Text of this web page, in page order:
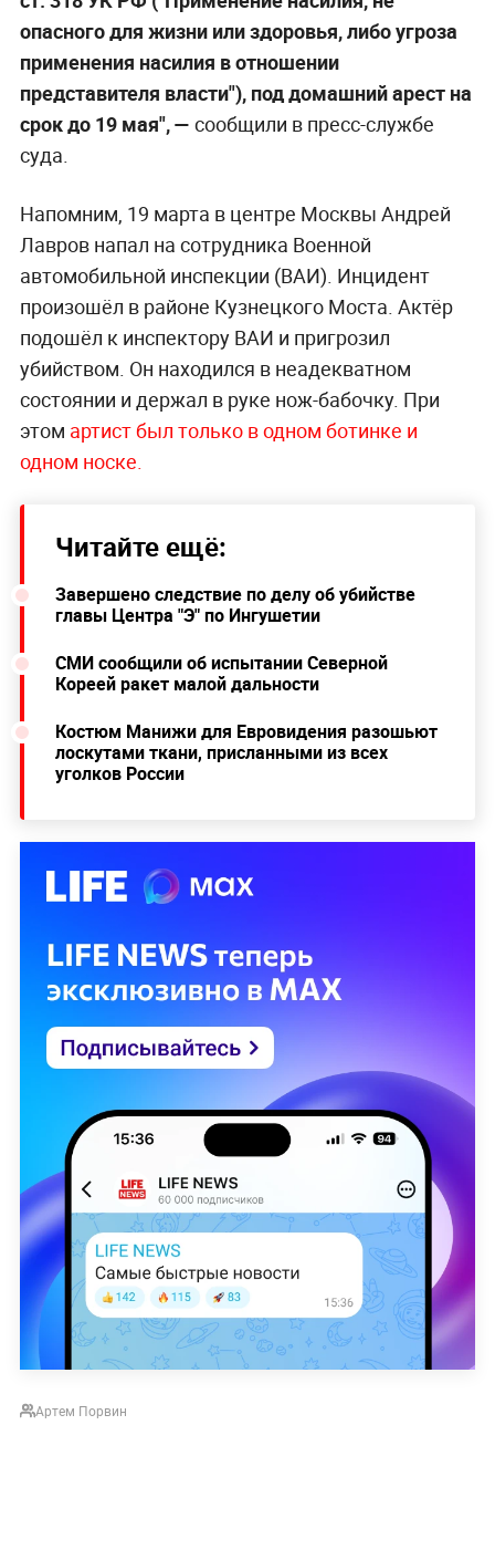
опасного для жизни или здоровья, либо угроза
применения насилия в отношении
представителя власти"), под домашний арест на
срок до 19 мая", — сообщили в пресс-службе
суда.
Напомним, 19 марта в центре Москвы Андрей
Лавров напал на сотрудника Военной
автомобильной инспекции (ВАИ). Инцидент
произошёл в районе Кузнецкого Моста. Актёр
подошёл к инспектору ВАИ и пригрозил
убийством. Он находился в неадекватном
состоянии и держал в руке нож-бабочку. При
этом артист был только в одном ботинке и
одном носке.
Читайте ещё:
Завершено следствие по делу об убийстве
главы Центра "Э" по Ингушетии
СМИ сообщили об испытании Северной
Кореей ракет малой дальности
Костюм Манижи для Евровидения разошьют
лоскутами ткани, присланными из всех
уголков России
Артем Порвин